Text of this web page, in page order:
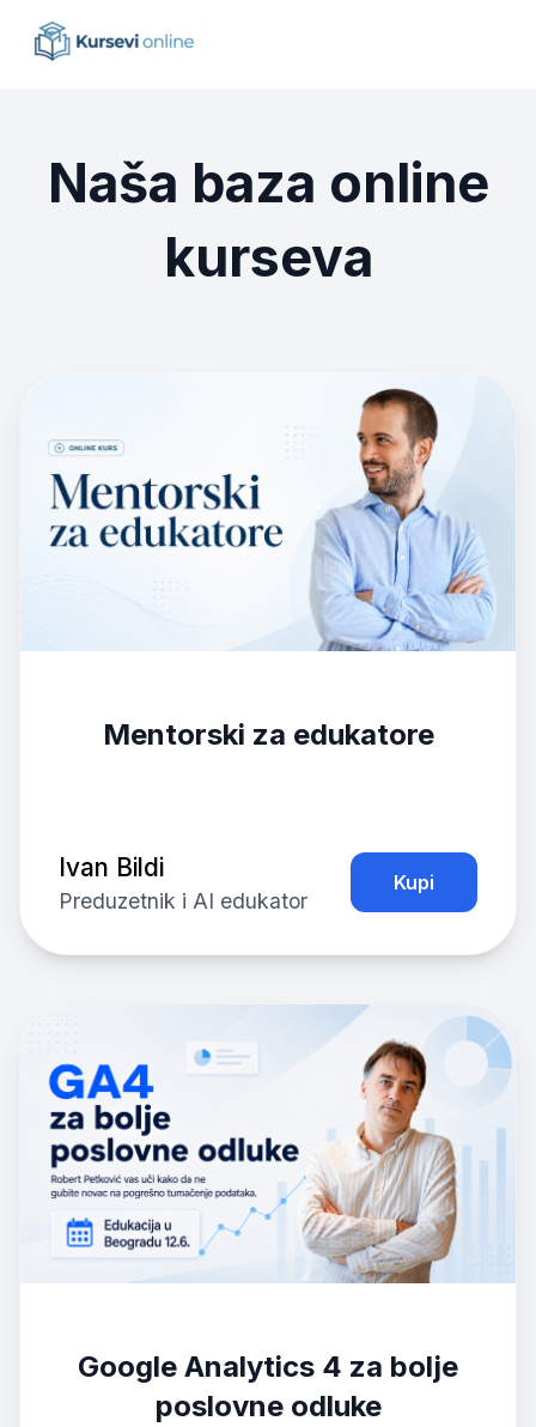
Naša baza online
kurseva
Mentorski za edukatore
Ivan Bildi
Preduzetnik i AI edukator
Kupi
Google Analytics 4 za bolje
poslovne odluke